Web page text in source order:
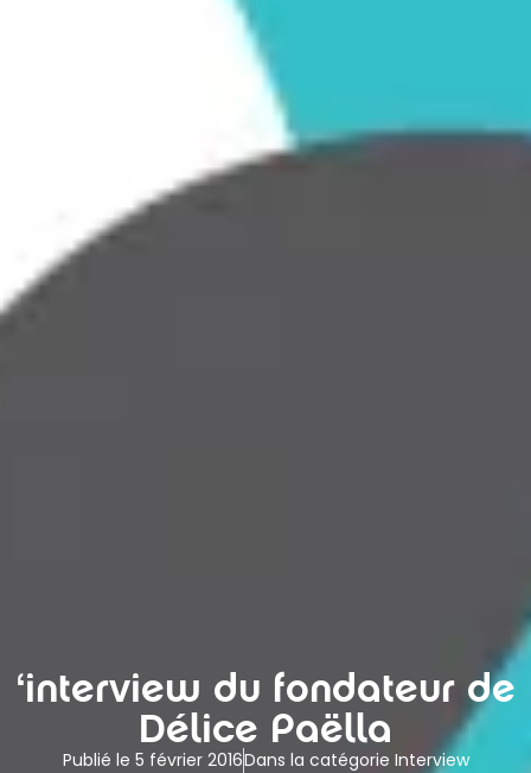
‘interview du fondateur de
Délice Paëlla
Publié le 5 février 2016Dans la catégorie Interview